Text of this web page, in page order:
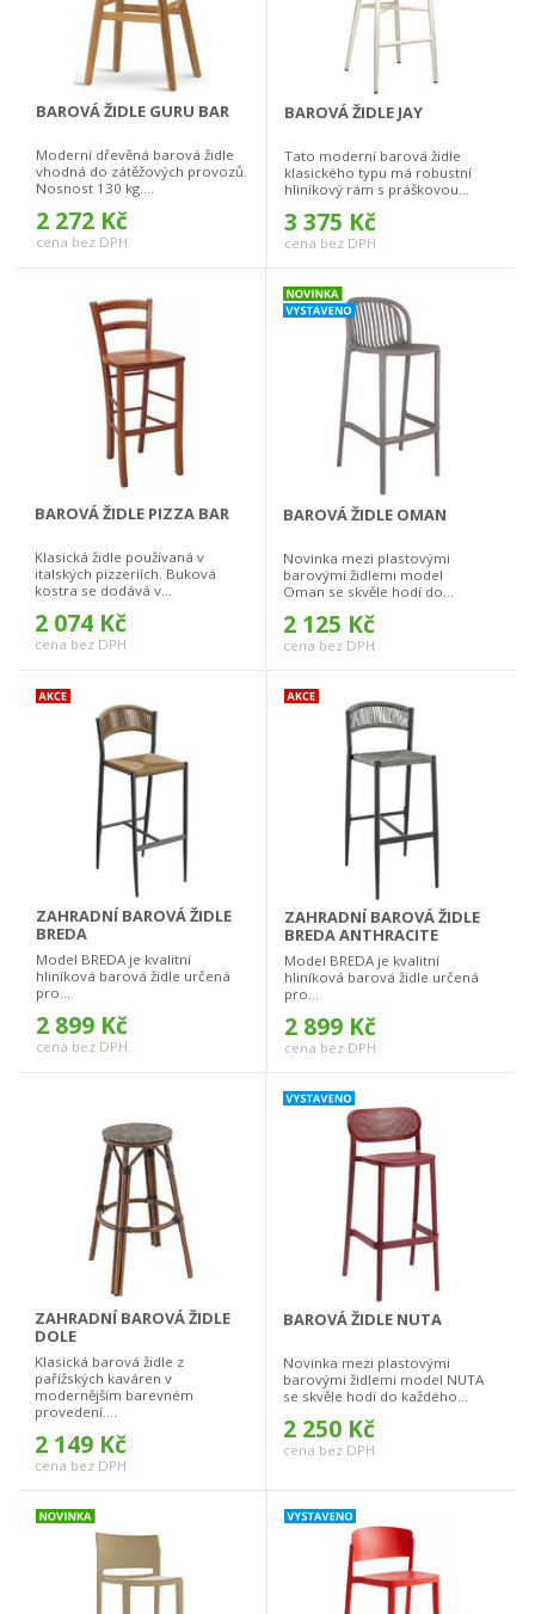
BAROVÁ ŽIDLE GURU BAR
Moderní dřevěná barová židle
vhodná do zátěžových provozů.
Nosnost 130 kg....
2 272 Kč
cena bez DPH
BAROVÁ ŽIDLE JAY
Tato moderní barová židle
klasického typu má robustní
hliníkový rám s práškovou...
3 375 Kč
cena bez DPH
BAROVÁ ŽIDLE PIZZA BAR
Klasická židle používaná v
italských pizzeriích. Buková
kostra se dodává v...
2 074 Kč
cena bez DPH
BAROVÁ ŽIDLE OMAN
Novinka mezi plastovými
barovými židlemi model
Oman se skvěle hodí do...
2 125 Kč
cena bez DPH
ZAHRADNÍ BAROVÁ ŽIDLE
BREDA
Model BREDA je kvalitní
hliníková barová židle určená
pro...
2 899 Kč
cena bez DPH
ZAHRADNÍ BAROVÁ ŽIDLE
BREDA ANTHRACITE
Model BREDA je kvalitní
hliníková barová židle určená
pro...
2 899 Kč
cena bez DPH
ZAHRADNÍ BAROVÁ ŽIDLE
DOLE
Klasická barová židle z
pařížských kaváren v
modernějším barevném
provedení....
2 149 Kč
cena bez DPH
BAROVÁ ŽIDLE NUTA
Novinka mezi plastovými
barovými židlemi model NUTA
se skvěle hodí do každého...
2 250 Kč
cena bez DPH